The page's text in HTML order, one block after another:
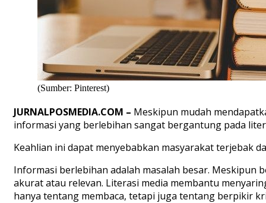
(Sumber: Pinterest)
JURNALPOSMEDIA.COM – Meskipun mudah
informasi yang berlebihan sangat bergantung pada
Keahlian ini dapat menyebabkan masyarakat terjebak
Informasi berlebihan adalah masalah besar.
akurat atau relevan. Literasi media membantu
hanya tentang membaca, tetapi juga tentang berpikir